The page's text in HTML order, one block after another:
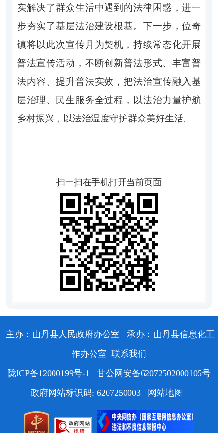
实解决了群众生活中遇到的法律困惑，进一
步夯实了基层法治建设根基。下一步，位奇
镇将以此次宣传月为契机，持续常态化开展
普法宣传活动，不断创新普法形式、丰富普
法内容、提升普法实效，把法治宣传融入基
层治理、民生服务全过程，以法治力量护航
乡村振兴，以法治温度守护群众美好生活。
扫一扫在手机打开当前页面
主办：山丹县人民政府办公室
承办：山丹县信息化工
作办公室 联系我们
陇ICP备12000199号-1
甘公网安备62072502000105号
政府网站标识码: 6207250003
网站地图